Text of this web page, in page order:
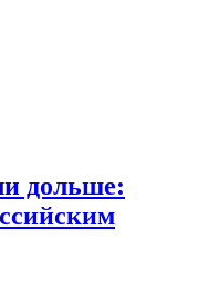
дольше: